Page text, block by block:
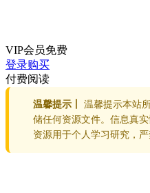
VIP会员免费
登录购买
付费阅读
温馨提示丨
温馨提示本站
储任何资源文件。信息真
资源用于个人学习研究，